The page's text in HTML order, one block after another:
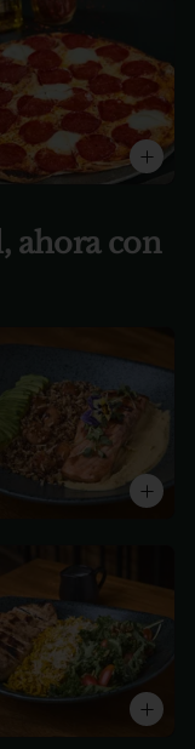
ahora con